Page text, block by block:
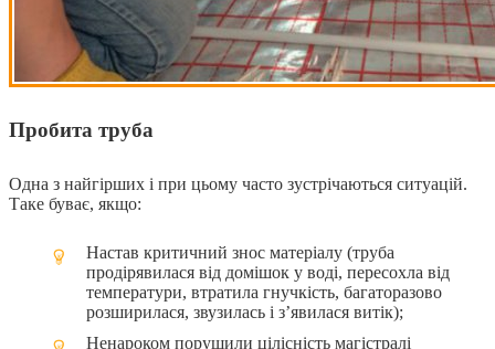
Пробита труба
Одна з найгірших і при цьому часто зустрічаються ситуацій.
Таке буває, якщо:
Настав критичний знос матеріалу (труба
продірявилася від домішок у воді, пересохла від
температури, втратила гнучкість, багаторазово
розширилася, звузилась і з’явилася витік);
Ненароком порушили цілісність магістралі